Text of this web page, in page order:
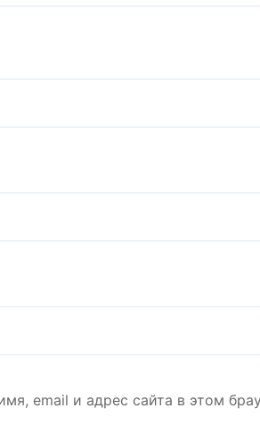
email и адрес сайта в этом